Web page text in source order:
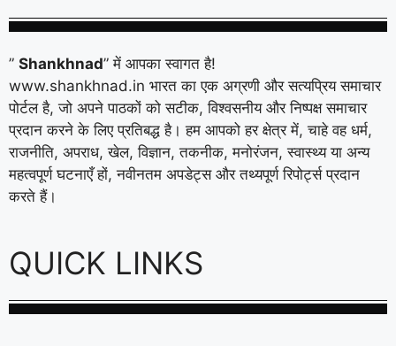
” Shankhnad” में आपका स्वागत है!
www.shankhnad.in भारत का एक अग्रणी और सत्यप्रिय समाचार
पोर्टल है, जो अपने पाठकों को सटीक, विश्वसनीय और निष्पक्ष समाचार
प्रदान करने के लिए प्रतिबद्ध है। हम आपको हर क्षेत्र में, चाहे वह धर्म,
राजनीति, अपराध, खेल, विज्ञान, तकनीक, मनोरंजन, स्वास्थ्य या अन्य
महत्वपूर्ण घटनाएँ हों, नवीनतम अपडेट्स और तथ्यपूर्ण रिपोर्ट्स प्रदान
करते हैं।
QUICK LINKS